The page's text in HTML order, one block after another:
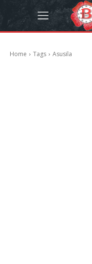
Home Tags Asusila